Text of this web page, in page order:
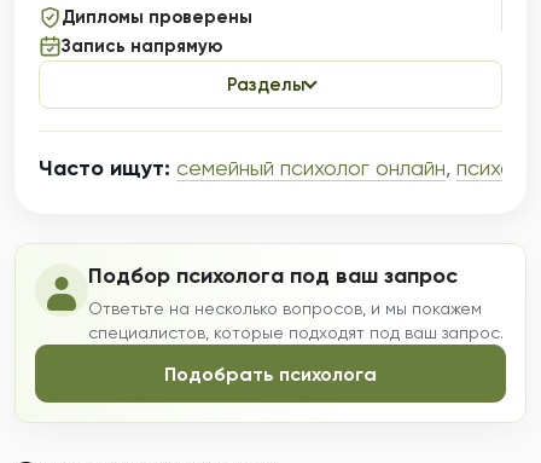
Дипломы проверены
Запись напрямую
Разделы
Часто ищут: семейный психолог онлайн,
Подбор психолога под ваш запрос
Ответьте на несколько вопросов, и мы покажем
специалистов, которые подходят под ваш запрос.
Подобрать психолога